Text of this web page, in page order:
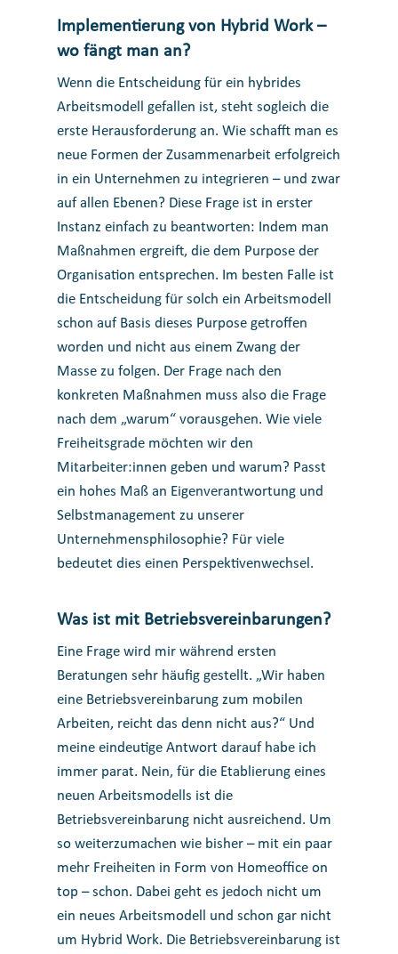
Implementierung von Hybrid Work –
wo fängt man an?
Wenn die Entscheidung für ein hybrides
Arbeitsmodell gefallen ist, steht sogleich die
erste Herausforderung an. Wie schafft man es
neue Formen der Zusammenarbeit erfolgreich
in ein Unternehmen zu integrieren – und zwar
auf allen Ebenen? Diese Frage ist in erster
Instanz einfach zu beantworten: Indem man
Maßnahmen ergreift, die dem Purpose der
Organisation entsprechen. Im besten Falle ist
die Entscheidung für solch ein Arbeitsmodell
schon auf Basis dieses Purpose getroffen
worden und nicht aus einem Zwang der
Masse zu folgen. Der Frage nach den
konkreten Maßnahmen muss also die Frage
nach dem „warum“ vorausgehen. Wie viele
Freiheitsgrade möchten wir den
Mitarbeiter:innen geben und warum? Passt
ein hohes Maß an Eigenverantwortung und
Selbstmanagement zu unserer
Unternehmensphilosophie? Für viele
bedeutet dies einen Perspektivenwechsel.
Was ist mit Betriebsvereinbarungen?
Eine Frage wird mir während ersten
Beratungen sehr häufig gestellt. „Wir haben
eine Betriebsvereinbarung zum mobilen
Arbeiten, reicht das denn nicht aus?“ Und
meine eindeutige Antwort darauf habe ich
immer parat. Nein, für die Etablierung eines
neuen Arbeitsmodells ist die
Betriebsvereinbarung nicht ausreichend. Um
so weiterzumachen wie bisher – mit ein paar
mehr Freiheiten in Form von Homeoffice on
top – schon. Dabei geht es jedoch nicht um
ein neues Arbeitsmodell und schon gar nicht
um Hybrid Work. Die Betriebsvereinbarung ist